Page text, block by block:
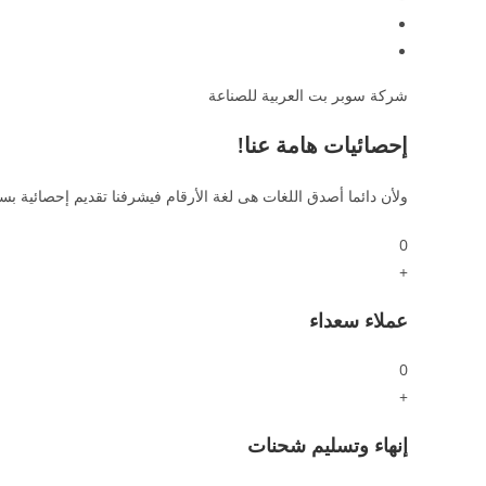
شركة سوبر بت العربية للصناعة
إحصائيات هامة عنا!
ولأن دائما أصدق اللغات هى لغة الأرقام فيشرفنا تقديم إحصائية
0
+
عملاء سعداء
0
+
إنهاء وتسليم شحنات